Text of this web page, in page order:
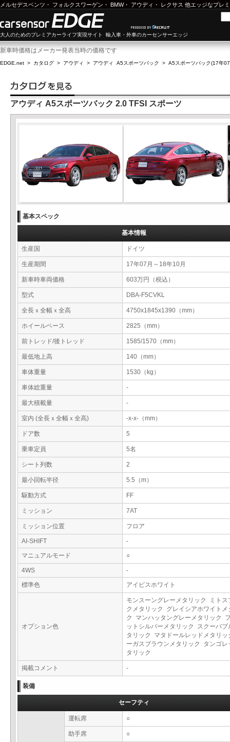
メルセデスベンツ ・ フォルクスワーゲン ・ BMW・ アウディ ・ レクサス 他エッジなプレ
大人のためのプレミアカーライフ実現サイト 輸入車・外車のカーセンサーエッジ
新車時価格はメーカー発表当時の価格です
EDGE.net > カタログ > アウディ > アウディ A5スポーツバック > A5スポーツバック(17年
アウディ A5スポーツバック 2.0 TFSI スポーツ
基本スペック
基本情報
生産国 ドイツ
生産期間 17年07月～18年10月
新車時車両価格 603万円（税込）
型式 DBA-F5CVKL
全長ｘ全幅ｘ全高 4750x1845x1390（mm）
ホイールベース 2825（mm）
前トレッド/後トレッド 1585/1570（mm）
最低地上高 140（mm）
車体重量 1530（kg）
車体総重量 -
最大積載量 -
室内 (全長ｘ全幅ｘ全高) -x-x-（mm）
ドア数 5
乗車定員 5名
シート列数 2
最小回転半径 5.5（m）
駆動方式 FF
ミッション 7AT
ミッション位置 フロア
AI-SHIFT
-
マニュアルモード
○
4WS
-
標準色
アイビスホワイト
オプション色
モンスーングレーメタリック ミトス
クメタリック グレイシアホワイトメ
ク マンハッタングレーメタリック
ットシルバーメタリック スクーバブ
タリック マタドールレッドメタリ
ーガスブラウンメタリック タンゴレ
タリック
掲載コメント -
装備
セーフティ
運転席 ○
助手席 ○